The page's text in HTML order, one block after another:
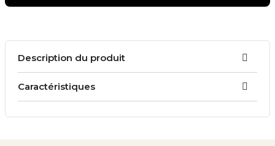
Description du produit
Caractéristiques